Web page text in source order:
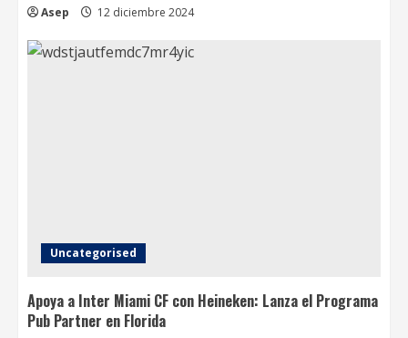
Asep 12 diciembre 2024
Uncategorised
Apoya a Inter Miami CF con Heineken: Lanza el Programa
Pub Partner en Florida